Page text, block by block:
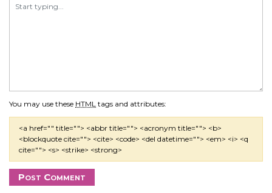
You may use these HTML tags and attributes:
<a href="" title=""> <abbr title=""> <acronym title=""> <b>
<blockquote cite=""> <cite> <code> <del datetime=""> <em> <i> <q
cite=""> <s> <strike> <strong>